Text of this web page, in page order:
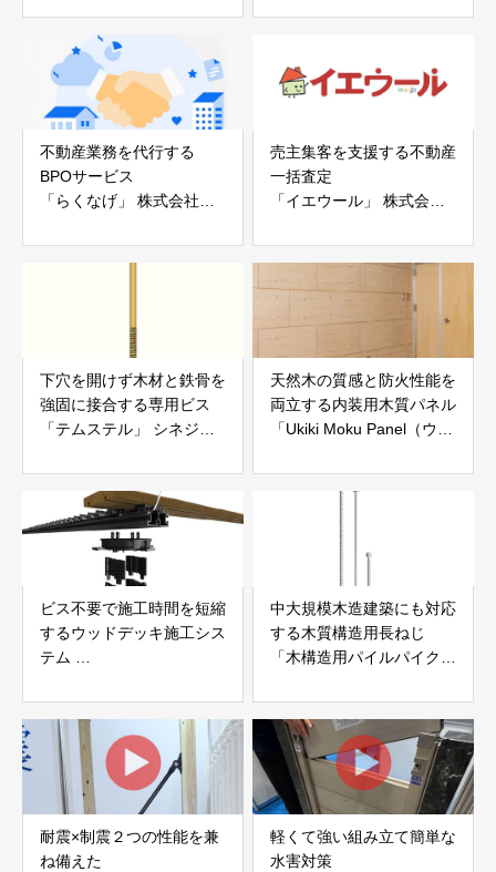
白山工業株式会社
不動産業務を代行する
BPOサービス
「らくなげ」 株式会社い
売主集客を支援する不動産
一括査定
「イエウール」 株式会社
下穴を開けず木材と鉄骨を
強固に接合する専用ビス
「テムステル」 シネジッ
天然木の質感と防火性能を
両立する内装用木質パネル
「Ukiki Moku Panel（ウキ
社サンパテック
ビス不要で施工時間を短縮
するウッドデッキ施工シス
テム
JAPAN
中大規模木造建築にも対応
する木質構造用長ねじ
「木構造用パイルパイクビ
耐震×制震２つの性能を兼
ね備えた
軽くて強い組み立て簡単な
水害対策